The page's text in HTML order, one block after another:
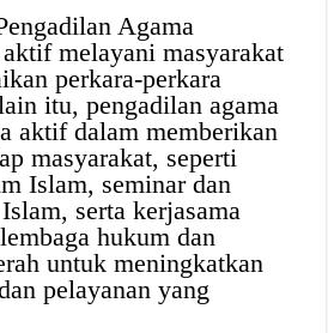
Agama
melayani masyarakat
perkara-perkara
itu, pengadilan agama
aktif dalam memberikan
masyarakat, seperti
Islam, seminar dan
serta kerjasama
hukum dan
untuk meningkatkan
pelayanan yang